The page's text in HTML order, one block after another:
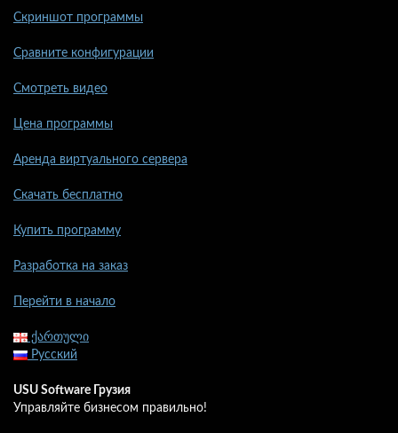
Скриншот программы
Сравните конфигурации
Смотреть видео
Цена программы
Аренда виртуального сервера
Скачать бесплатно
Купить программу
Разработка на заказ
Перейти в начало
ქართული
Русский
USU Software Грузия
Управляйте бизнесом правильно!